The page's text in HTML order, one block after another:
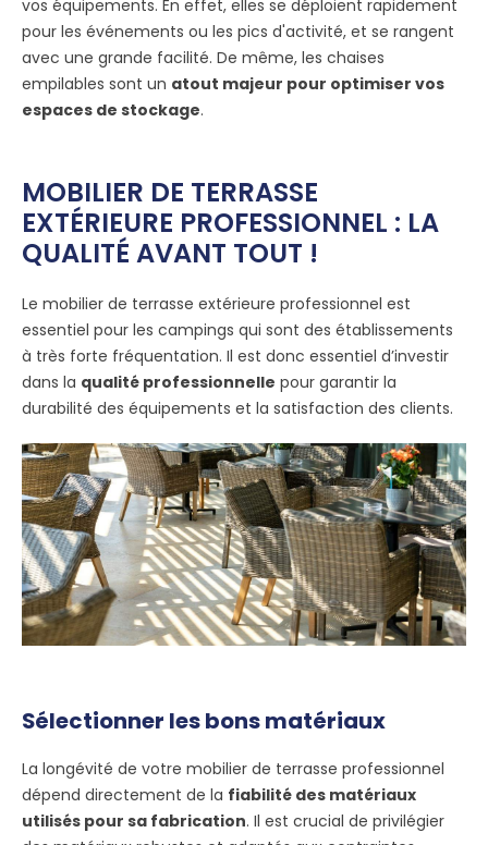
vos équipements. En effet, elles se déploient rapidement
pour les événements ou les pics d'activité, et se rangent
avec une grande facilité. De même, les chaises
empilables sont un atout majeur pour optimiser vos
espaces de stockage.
MOBILIER DE TERRASSE
EXTÉRIEURE PROFESSIONNEL : LA
QUALITÉ AVANT TOUT !
Le mobilier de terrasse extérieure professionnel est
essentiel pour les campings qui sont des établissements
à très forte fréquentation. Il est donc essentiel d’investir
dans la qualité professionnelle pour garantir la
durabilité des équipements et la satisfaction des clients.
Sélectionner les bons matériaux
La longévité de votre mobilier de terrasse professionnel
dépend directement de la fiabilité des matériaux
utilisés pour sa fabrication. Il est crucial de privilégier